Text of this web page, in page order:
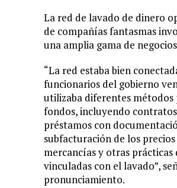
La red de lavado de dinero
de compañías fantasmas
una amplia gama de
“La red estaba bien
funcionarios del gobierno
utilizaba diferentes métodos
fondos, incluyendo
préstamos con
subfacturación de los precios
mercancías y otras prácticas
vinculadas con el lavado”,
pronunciamiento.